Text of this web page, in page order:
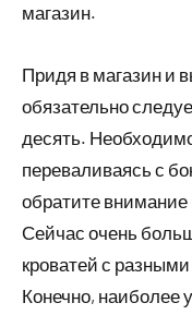
магазин.
Придя в магазин и
обязательно
десять.
переваливаясь с
обратите
Сейчас очень
кроватей с
Конечно, наиболее